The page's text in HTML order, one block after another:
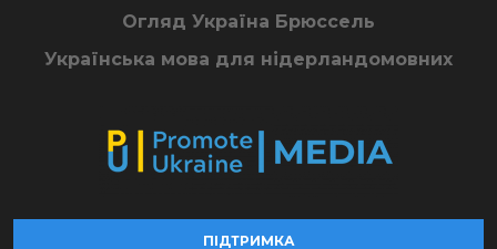
Огляд Україна Брюссель
Українська мова для нідерландомовних
ПІДТРИМКА